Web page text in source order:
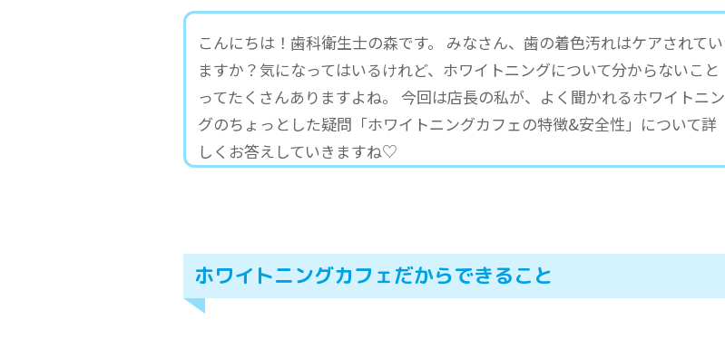
こんにちは！歯科衛生士の森です。 みなさん、歯の着色汚れはケアされてい
ますか？気になってはいるけれど、ホワイトニングについて分からないこと
ってたくさんありますよね。 今回は店長の私が、よく聞かれるホワイトニン
グのちょっとした疑問「ホワイトニングカフェの特徴&安全性」について詳
しくお答えしていきますね♡
ホワイトニングカフェだからできること